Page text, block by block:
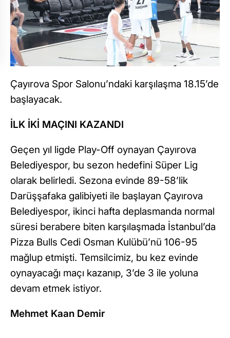
Çayırova Spor Salonu’ndaki karşılaşma 18.15’de
başlayacak.
İLK İKİ MAÇINI KAZANDI
Geçen yıl ligde Play-Off oynayan Çayırova
Belediyespor, bu sezon hedefini Süper Lig
olarak belirledi. Sezona evinde 89-58’lik
Darüşşafaka galibiyeti ile başlayan Çayırova
Belediyespor, ikinci hafta deplasmanda normal
süresi berabere biten karşılaşmada İstanbul’da
Pizza Bulls Cedi Osman Kulübü’nü 106-95
mağlup etmişti. Temsilcimiz, bu kez evinde
oynayacağı maçı kazanıp, 3’de 3 ile yoluna
devam etmek istiyor.
Mehmet Kaan Demir